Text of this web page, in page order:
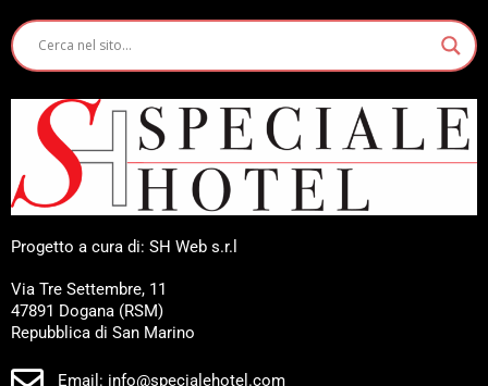
Progetto a cura di: SH Web s.r.l
Via Tre Settembre, 11
47891 Dogana (RSM)
Repubblica di San Marino
Email: info@specialehotel.com